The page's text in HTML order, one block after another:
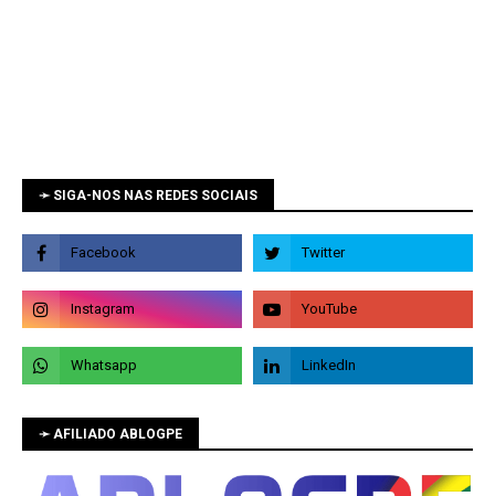
➛ SIGA-NOS NAS REDES SOCIAIS
➛ AFILIADO ABLOGPE